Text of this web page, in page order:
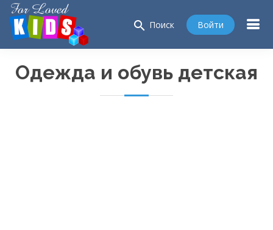
search Поиск Войти
Одежда и обувь детская